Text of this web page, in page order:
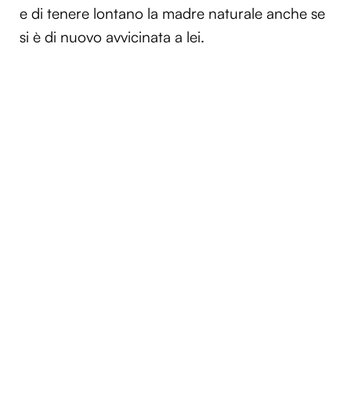
e di tenere lontano la madre naturale anche se
si è di nuovo avvicinata a lei.